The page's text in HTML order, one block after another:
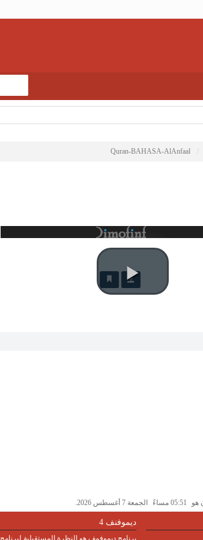
Quran-BAHASA-AlAnfaal
05:51 مساءً الجمعة 7 أغسطس 2026.
ديموفنف 4
برنامج ديموفمف هو النظرة المستقبلية لبرنامج